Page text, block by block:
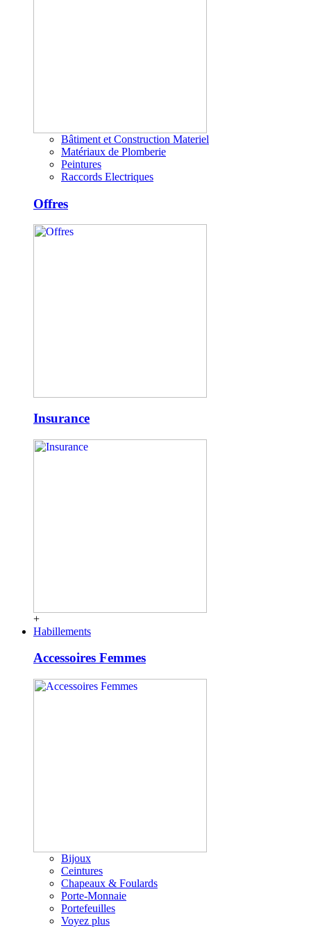
Bâtiment et Construction Materiel
Matériaux de Plomberie
Peintures
Raccords Electriques
Offres
Insurance
+
Habillements
Accessoires Femmes
Bijoux
Ceintures
Chapeaux & Foulards
Porte-Monnaie
Portefeuilles
Voyez plus